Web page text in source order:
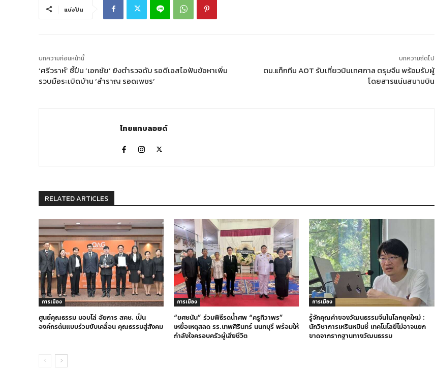
แบ่งปัน
บทความก่อนหน้านี้
‘ศรีวราห์’ ชี้ปืน ‘เอกชัย’ ยิงตำรวจดับ รอดีเอสไอฟันข้อหาเพิ่ม
รวบมือระเบิดบ้าน ‘สำราญ รอดเพชร’
บทความถัดไป
ตม.แท็กทีม AOT รับเที่ยวบินเทศกาล ตรุษจีน พร้อมรับผู้
โดยสารแน่นสนามบิน
ไทยแทบลอยด์
RELATED ARTICLES
การเมือง
ศูนย์คุณธรรม มอบโล่ อัยการ สคช. เป็น
องค์กรต้นแบบร่วมขับเคลื่อน คุณธรรมสู่สังคม
การเมือง
“ยศชนัน” ร่วมพิธีรดน้ำศพ “ครูทิวาพร”
เหยื่อเหตุสลด รร.เทพศิรินทร์ นนทบุรี พร้อมให้
กำลังใจครอบครัวผู้เสียชีวิต
การเมือง
รู้จักคุณค่าของวัฒนธรรมจีนในโลกยุคใหม่ :
นักวิชาการเหรินหมินชี้ เทคโนโลยีไม่อาจแยก
ขาดจากรากฐานทางวัฒนธรรม